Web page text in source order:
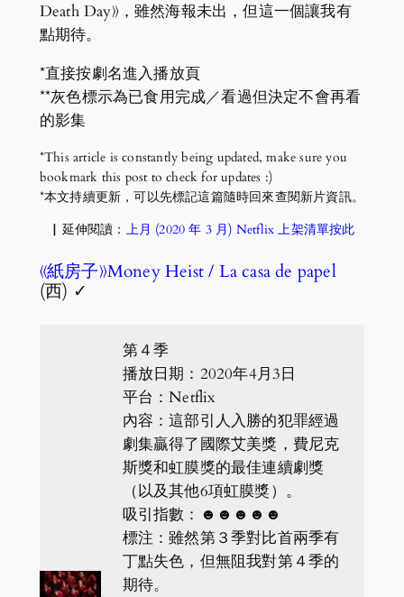
Death Day》，雖然海報未出，但這一個讓我有
點期待。
*直接按劇名進入播放頁
**灰色標示為已食用完成／看過但決定不會再看
的影集
*This article is constantly being updated, make sure you
bookmark this post to check for updates :)
*本文持續更新，可以先標記這篇隨時回來查閱新片資訊。
▏延伸閱讀： 上月 (2020 年 3 月) Netflix 上架清單按此
《紙房子》Money Heist / La casa de papel
(西) ✓
第４季
播放日期：2020年4月3日
平台：Netflix
內容：這部引人入勝的犯罪經過
劇集贏得了國際艾美獎，費尼克
斯獎和虹膜獎的最佳連續劇獎
（以及其他6項虹膜獎）。
吸引指數：☻☻☻☻☻
標注：雖然第３季對比首兩季有
丁點失色，但無阻我對第４季的
期待。